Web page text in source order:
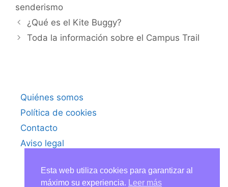
senderismo
¿Qué es el Kite Buggy?
Toda la información sobre el Campus Trail
Quiénes somos
Política de cookies
Contacto
Aviso legal
Esta web utiliza cookies para garantizar al
máximo su experiencia.
Leer más